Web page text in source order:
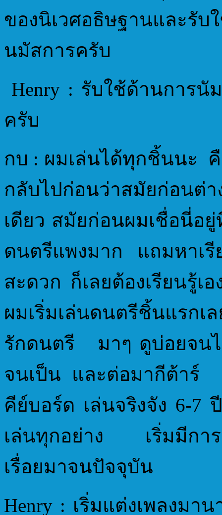
ของนิเวศอธิษฐานและรับ
นมัสการครับ
Henry : รับใช้ด้านการ
ครับ
กบ : ผมเล่นได้ทุกชิ้นนะ
กลับไปก่อนว่าสมัยก่อน
เดียว สมัยก่อนผมเชื่อนี่
ดนตรีแพงมาก แถมหาเรี
สะดวก ก็เลยต้องเรียนรู้
ผมเริ่มเล่นดนตรีชิ้นแรก
รักดนตรี มาๆ ดูบ่อยจนไ
จนเป็น และต่อมากีต้า
คีย์บอร์ด เล่นจริงจัง 6-
เล่นทุกอย่าง เริ่มมีการ
เรื่อยมาจนปัจจุบัน
Henry : เริ่มแต่งเพลงมา